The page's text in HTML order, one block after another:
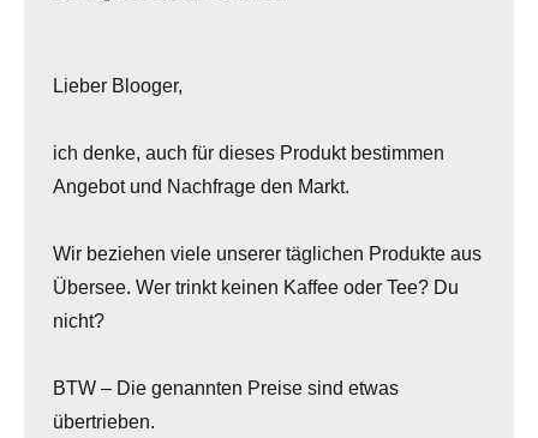
Lieber Blooger,
ich denke, auch für dieses Produkt bestimmen
Angebot und Nachfrage den Markt.
Wir beziehen viele unserer täglichen Produkte aus
Übersee. Wer trinkt keinen Kaffee oder Tee? Du
nicht?
BTW – Die genannten Preise sind etwas
übertrieben.